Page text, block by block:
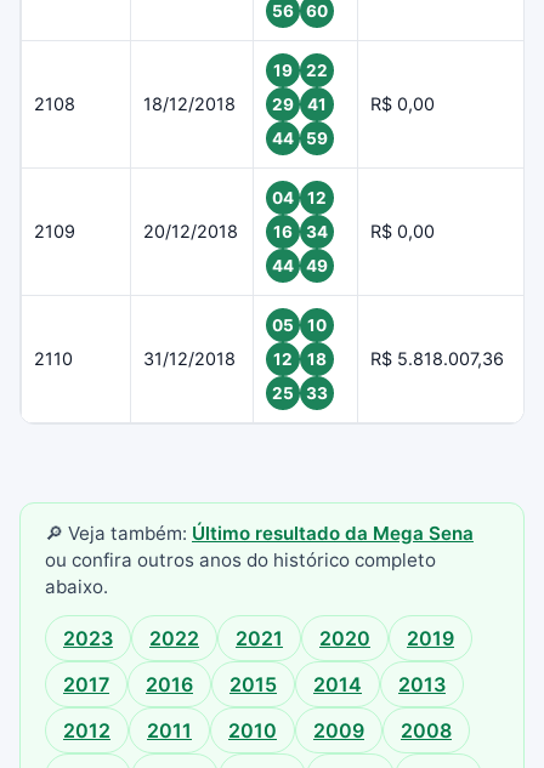
56
60
2108 18/12/2018
19
22
29
41
44
59
R$ 0,00
2109 20/12/2018
04
12
16
34
44
49
R$ 0,00
2110 31/12/2018
05
10
12
18
25
33
R$ 5.818.007,36
🔎 Veja também: Último resultado da Mega Sena
ou confira outros anos do histórico completo
abaixo.
2023 2022 2021 2020
2019
2017
2016 2015 2014
2013
2012
2011 2010 2009
2008